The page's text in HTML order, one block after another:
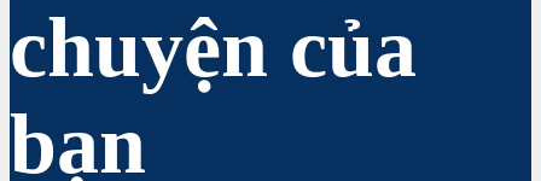
chuyện của
bạn